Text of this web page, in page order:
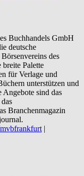
Buchhandels GmbH
deutsche
des
breite Palette
für Verlage und
unterstützen und
sind das
Branchenmagazin
|